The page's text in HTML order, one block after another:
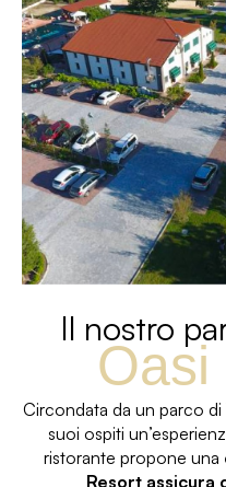
Il nostro
Oasi
Circondata da un parco
suoi ospiti
ristorante propone una
Resort